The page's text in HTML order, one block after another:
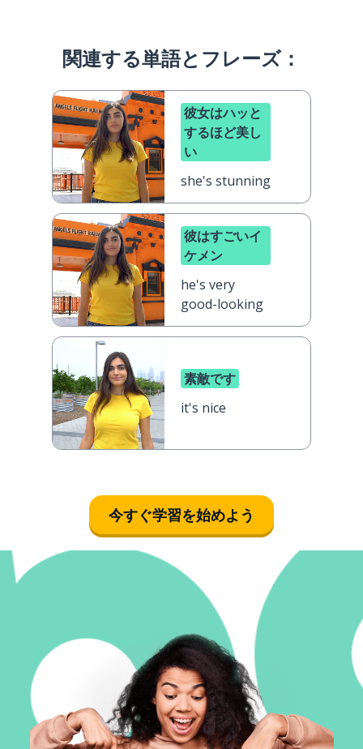
関連する単語とフレーズ：
彼女はハッと
するほど美し
い
she's stunning
彼はすごいイ
ケメン
he's very
good-looking
素敵です
it's nice
今すぐ学習を始めよう